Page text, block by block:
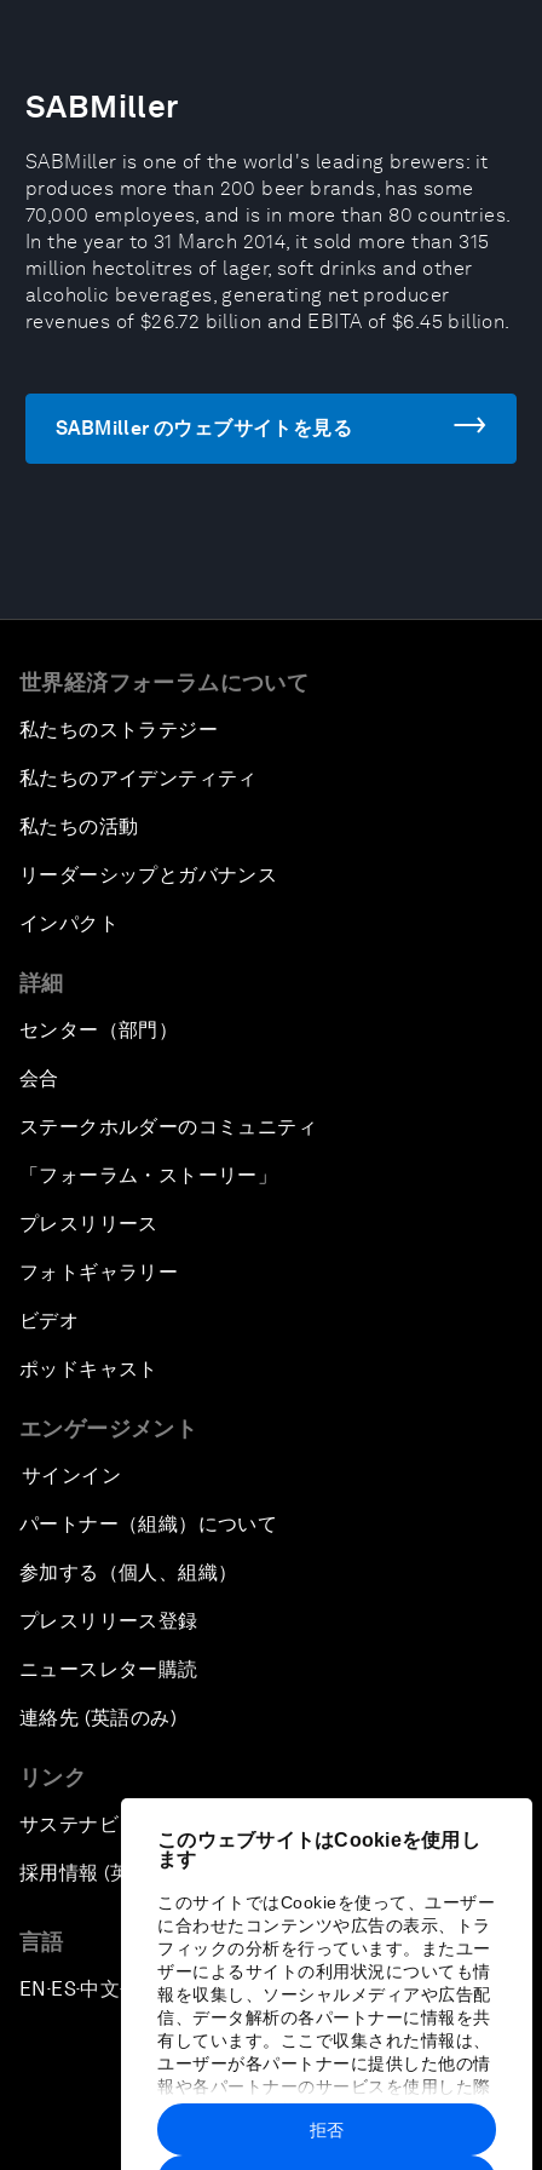
このウェブサイトはCookieを使用し
ます
このサイトではCookieを使って、ユーザー
に合わせたコンテンツや広告の表示、トラ
フィックの分析を行っています。またユー
ザーによるサイトの利用状況についても情
報を収集し、ソーシャルメディアや広告配
信、データ解析の各パートナーに情報を共
有しています。ここで収集された情報は、
ユーザーが各パートナーに提供した他の情
報や各パートナーのサービスを使用した際
に収集された情報と組み合わされ、各パー
トナーによって使用されることがありま
す。
拒否
SABMiller
SABMiller is one of the world's leading brewers: it
produces more than 200 beer brands, has some
70,000 employees, and is in more than 80 countries.
In the year to 31 March 2014, it sold more than 315
million hectolitres of lager, soft drinks and other
alcoholic beverages, generating net producer
revenues of $26.72 billion and EBITA of $6.45 billion.
SABMiller のウェブサイトを見る
世界経済フォーラムについて
私たちのストラテジー
私たちのアイデンティティ
私たちの活動
リーダーシップとガバナンス
インパクト
詳細
センター（部門）
会合
ステークホルダーのコミュニティ
「フォーラム・ストーリー」
プレスリリース
フォトギャラリー
ビデオ
ポッドキャスト
エンゲージメント
サインイン
パートナー（組織）について
参加する（個人、組織）
プレスリリース登録
ニュースレター購読
連絡先 (英語のみ)
リンク
サステナビリティへの取り組み
採用情報 (英語のみ)
言語
EN ▪ES▪中文▪ 日本語
プライバシーポリシーと利用規約